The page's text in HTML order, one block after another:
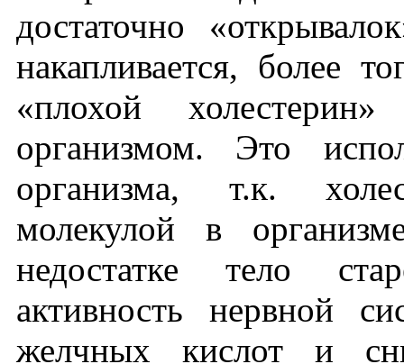
достаточно
накапливается, более
«плохой
организмом. Это
организма, т.к.
молекулой в
недостатке тело
активность нервной
желчных кислот и